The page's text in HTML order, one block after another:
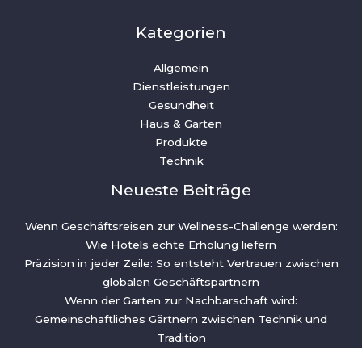
Kategorien
Allgemein
Dienstleistungen
Gesundheit
Haus & Garten
Produkte
Technik
Neueste Beiträge
Wenn Geschäftsreisen zur Wellness-Challenge werden:
Wie Hotels echte Erholung liefern
Präzision in jeder Zeile: So entsteht Vertrauen zwischen
globalen Geschäftspartnern
Wenn der Garten zur Nachbarschaft wird:
Gemeinschaftliches Gärtnern zwischen Technik und
Tradition